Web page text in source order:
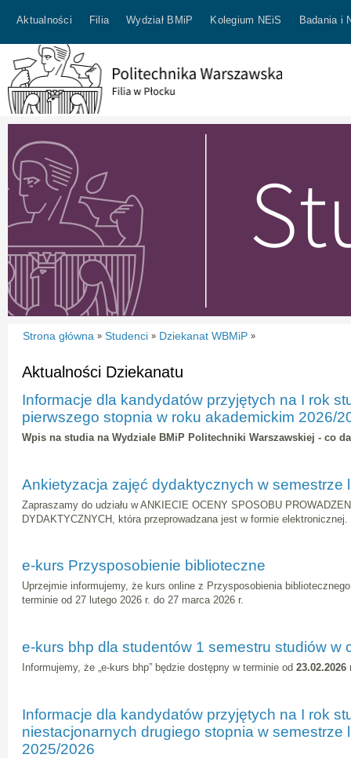
Aktualności Filia Wydział BMiP Kolegium NEiS Badania i
Strona główna » Studenci » Dziekanat WBMiP »
Aktualności Dziekanatu
Informacje dla kandydatów przyjętych na I rok
pierwszego stopnia w roku akademickim 2026/
Wpis na studia na Wydziale BMiP Politechniki Warszawskiej - co
Ankietyzacja zajęć dydaktycznych w semestrze
Zapraszamy do udziału w ANKIECIE OCENY SPOSOBU
DYDAKTYCZNYCH, która przeprowadzana jest w formie elektronicznej.
e-kurs Przysposobienie biblioteczne
Uprzejmie informujemy, że kurs online z Przysposobienia
terminie od 27 lutego 2026 r. do 27 marca 2026 r.
e-kurs bhp dla studentów 1 semestru studiów w
Informujemy, że „e-kurs bhp” będzie dostępny w terminie od 23.02.2026
Informacje dla kandydatów przyjętych na I rok
niestacjonarnych drugiego stopnia w semestrze
2025/2026